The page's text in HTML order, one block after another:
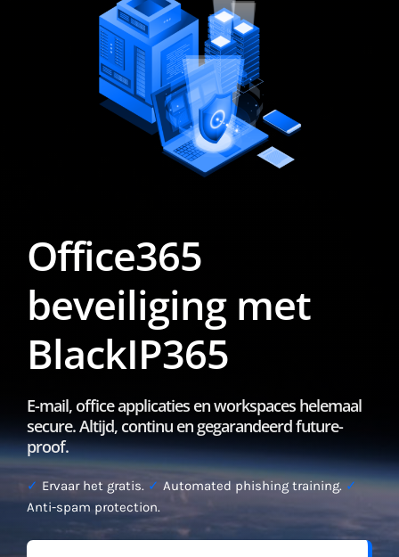
Office365
beveiliging met
BlackIP365
E-mail, office applicaties en workspaces helemaal
secure. Altijd, continu en gegarandeerd future-
proof.
✓ Ervaar het gratis. ✓ Automated phishing training. ✓
Anti-spam protection.